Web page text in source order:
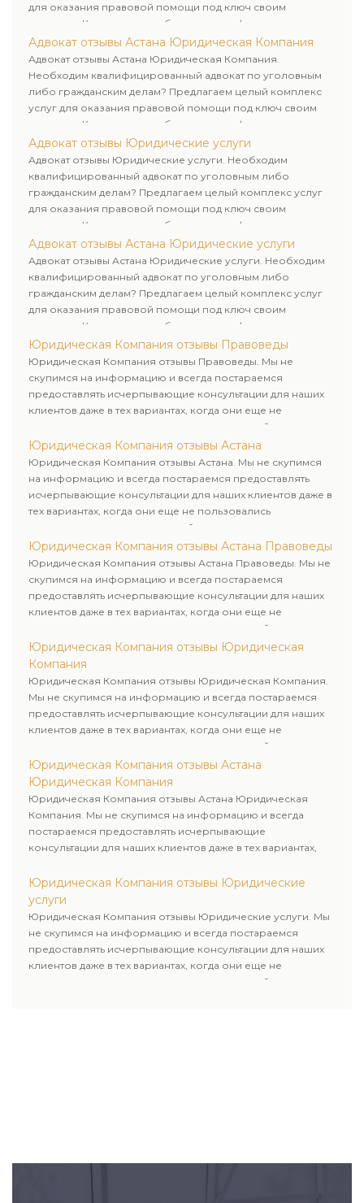
для оказания правовой помощи под ключ своим
клиентам. Комплексное обслуживание физических и
юридических лиц. Индивидуальный подход к каждому
клиенту.
Адвокат отзывы Астана Юридическая Компания
Адвокат отзывы Астана Юридическая Компания.
Необходим квалифицированный адвокат по уголовным
либо гражданским делам? Предлагаем целый комплекс
услуг для оказания правовой помощи под ключ своим
клиентам. Комплексное обслуживание физических и
юридических лиц. Индивидуальный подход к каждому
клиенту.
Адвокат отзывы Юридические услуги
Адвокат отзывы Юридические услуги. Необходим
квалифицированный адвокат по уголовным либо
гражданским делам? Предлагаем целый комплекс услуг
для оказания правовой помощи под ключ своим
клиентам. Комплексное обслуживание физических и
юридических лиц. Индивидуальный подход к каждому
клиенту.
Адвокат отзывы Астана Юридические услуги
Адвокат отзывы Астана Юридические услуги. Необходим
квалифицированный адвокат по уголовным либо
гражданским делам? Предлагаем целый комплекс услуг
для оказания правовой помощи под ключ своим
клиентам. Комплексное обслуживание физических и
юридических лиц. Индивидуальный подход к каждому
клиенту.
Юридическая Компания отзывы Правоведы
Юридическая Компания отзывы Правоведы. Мы не
скупимся на информацию и всегда постараемся
предоставлять исчерпывающие консультации для наших
клиентов даже в тех вариантах, когда они еще не
пользовались юридическими услугами нашей компании.
Юридическая Компания отзывы Астана
Юридическая Компания отзывы Астана. Мы не скупимся
на информацию и всегда постараемся предоставлять
исчерпывающие консультации для наших клиентов даже в
тех вариантах, когда они еще не пользовались
юридическими услугами нашей компании.
Юридическая Компания отзывы Астана Правоведы
Юридическая Компания отзывы Астана Правоведы. Мы не
скупимся на информацию и всегда постараемся
предоставлять исчерпывающие консультации для наших
клиентов даже в тех вариантах, когда они еще не
пользовались юридическими услугами нашей компании.
Юридическая Компания отзывы Юридическая
Компания
Юридическая Компания отзывы Юридическая Компания.
Мы не скупимся на информацию и всегда постараемся
предоставлять исчерпывающие консультации для наших
клиентов даже в тех вариантах, когда они еще не
пользовались юридическими услугами нашей компании.
Юридическая Компания отзывы Астана
Юридическая Компания
Юридическая Компания отзывы Астана Юридическая
Компания. Мы не скупимся на информацию и всегда
постараемся предоставлять исчерпывающие
консультации для наших клиентов даже в тех вариантах,
нашей компании.
Юридическая Компания отзывы Юридические
услуги
Юридическая Компания отзывы Юридические услуги. Мы
не скупимся на информацию и всегда постараемся
предоставлять исчерпывающие консультации для наших
клиентов даже в тех вариантах, когда они еще не
пользовались юридическими услугами нашей компании.